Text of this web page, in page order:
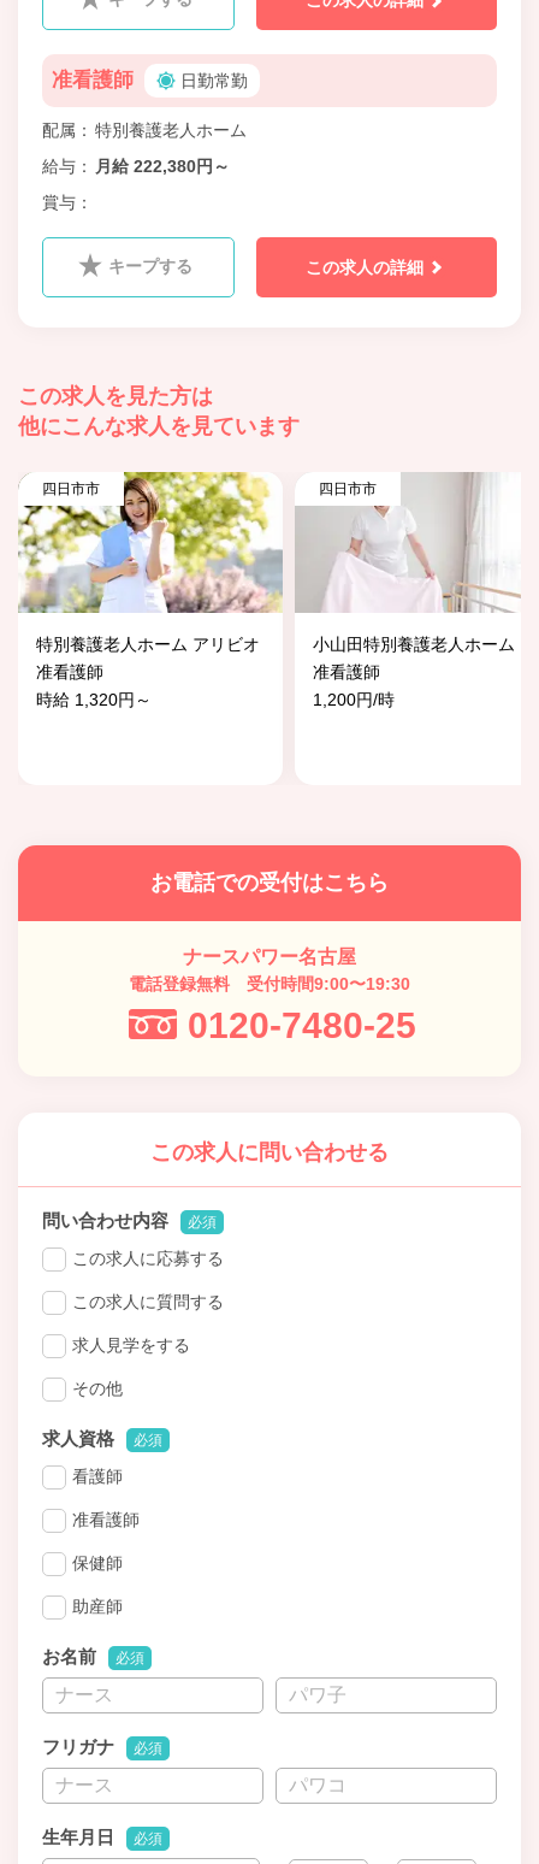
准看護師 日勤常勤
配属
特別養護老人ホーム
給与
月給 222,380円～
賞与
キープする この求人の詳細
この求人を見た方は
他にこんな求人を見ています
四日市市
特別養護老人ホーム アリビオ
准看護師
時給 1,320円～
四日市市
小山田特別養護老人ホーム
准看護師
1,200円/時
お電話での受付はこちら
ナースパワー名古屋
電話登録無料 受付時間9:00〜19:30
0120-7480-25
この求人に問い合わせる
問い合わせ内容 必須
この求人に応募する
この求人に質問する
求人見学をする
その他
求人資格 必須
看護師
准看護師
保健師
助産師
お名前 必須
フリガナ 必須
生年月日 必須